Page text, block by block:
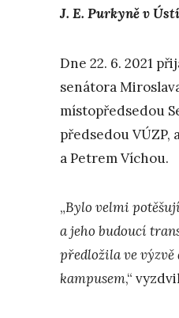
J. E. Purkyně v
Dne 22. 6. 2021
senátora
místopředsedou
předsedou VÚZP,
a Petrem Víchou.
„Bylo velmi
a jeho budoucí
předložila ve
kampusem,“